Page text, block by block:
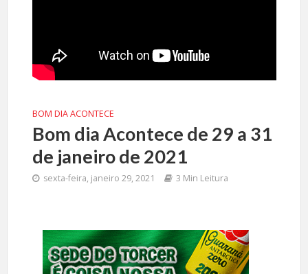
BOM DIA ACONTECE
Bom dia Acontece de 29 a 31
de janeiro de 2021
sexta-feira, janeiro 29, 2021 3 Min Leitura